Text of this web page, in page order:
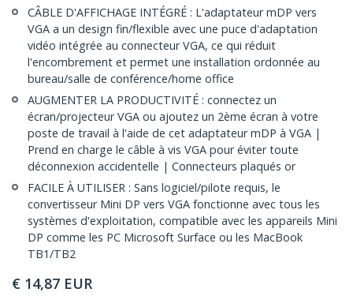
CÂBLE D'AFFICHAGE INTÉGRÉ : L'adaptateur mDP vers
VGA a un design fin/flexible avec une puce d'adaptation
vidéo intégrée au connecteur VGA, ce qui réduit
l'encombrement et permet une installation ordonnée au
bureau/salle de conférence/home office
AUGMENTER LA PRODUCTIVITÉ : connectez un
écran/projecteur VGA ou ajoutez un 2ème écran à votre
poste de travail à l'aide de cet adaptateur mDP à VGA |
Prend en charge le câble à vis VGA pour éviter toute
déconnexion accidentelle | Connecteurs plaqués or
FACILE À UTILISER : Sans logiciel/pilote requis, le
convertisseur Mini DP vers VGA fonctionne avec tous les
systèmes d'exploitation, compatible avec les appareils Mini
DP comme les PC Microsoft Surface ou les MacBook
TB1/TB2
€ 14,87 EUR